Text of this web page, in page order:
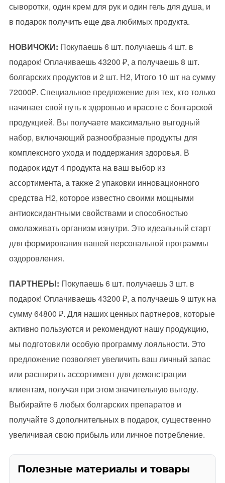
сыворотки, один крем для рук и один гель для душа, и
в подарок получить еще два любимых продукта.
НОВИЧОКИ: Покупаешь 6 шт. получаешь 4 шт. в
подарок! Оплачиваешь 43200 ₽, а получаешь 8 шт.
болгарских продуктов и 2 шт. Н2, Итого 10 шт на сумму
72000₽. Специальное предложение для тех, кто только
начинает свой путь к здоровью и красоте с болгарской
продукцией. Вы получаете максимально выгодный
набор, включающий разнообразные продукты для
комплексного ухода и поддержания здоровья. В
подарок идут 4 продукта на ваш выбор из
ассортимента, а также 2 упаковки инновационного
средства Н2, которое известно своими мощными
антиоксидантными свойствами и способностью
омолаживать организм изнутри. Это идеальный старт
для формирования вашей персональной программы
оздоровления.
ПАРТНЕРЫ: Покупаешь 6 шт. получаешь 3 шт. в
подарок! Оплачиваешь 43200 ₽, а получаешь 9 штук на
сумму 64800 ₽. Для наших ценных партнеров, которые
активно пользуются и рекомендуют нашу продукцию,
мы подготовили особую программу лояльности. Это
предложение позволяет увеличить ваш личный запас
или расширить ассортимент для демонстрации
клиентам, получая при этом значительную выгоду.
Выбирайте 6 любых болгарских препаратов и
получайте 3 дополнительных в подарок, существенно
увеличивая свою прибыль или личное потребление.
Полезные материалы и товары